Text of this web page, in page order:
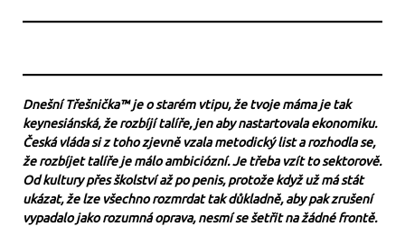
Dnešní Třešnička™ je o starém vtipu, že tvoje máma je tak
keynesiánská, že rozbíjí talíře, jen aby nastartovala ekonomiku.
Česká vláda si z toho zjevně vzala metodický list a rozhodla se,
že rozbíjet talíře je málo ambiciózní. Je třeba vzít to sektorově.
Od kultury přes školství až po penis, protože když už má stát
ukázat, že lze všechno rozmrdat tak důkladně, aby pak zrušení
vypadalo jako rozumná oprava, nesmí se šetřit na žádné frontě.